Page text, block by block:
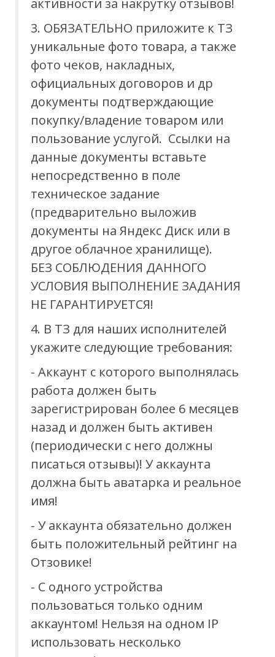
3. ОБЯЗАТЕЛЬНО приложите к ТЗ
уникальные фото товара, а также
фото чеков, накладных,
официальных договоров и др
документы подтверждающие
покупку/владение товаром или
пользование услугой. Ссылки на
данные документы вставьте
непосредственно в поле
техническое задание
(предварительно выложив
документы на Яндекс Диск или в
другое облачное хранилище).
БЕЗ СОБЛЮДЕНИЯ ДАННОГО
УСЛОВИЯ ВЫПОЛНЕНИЕ ЗАДАНИЯ
НЕ ГАРАНТИРУЕТСЯ!
4. В ТЗ для наших исполнителей
укажите следующие требования:
- Аккаунт с которого выполнялась
работа должен быть
зарегистрирован более 6 месяцев
назад и должен быть активен
(периодически с него должны
писаться отзывы)! У аккаунта
должна быть аватарка и реальное
имя!
- У аккаунта обязательно должен
быть положительный рейтинг на
Отзовике!
- С одного устройства
пользоваться только одним
аккаунтом! Нельзя на одном IP
использовать несколько